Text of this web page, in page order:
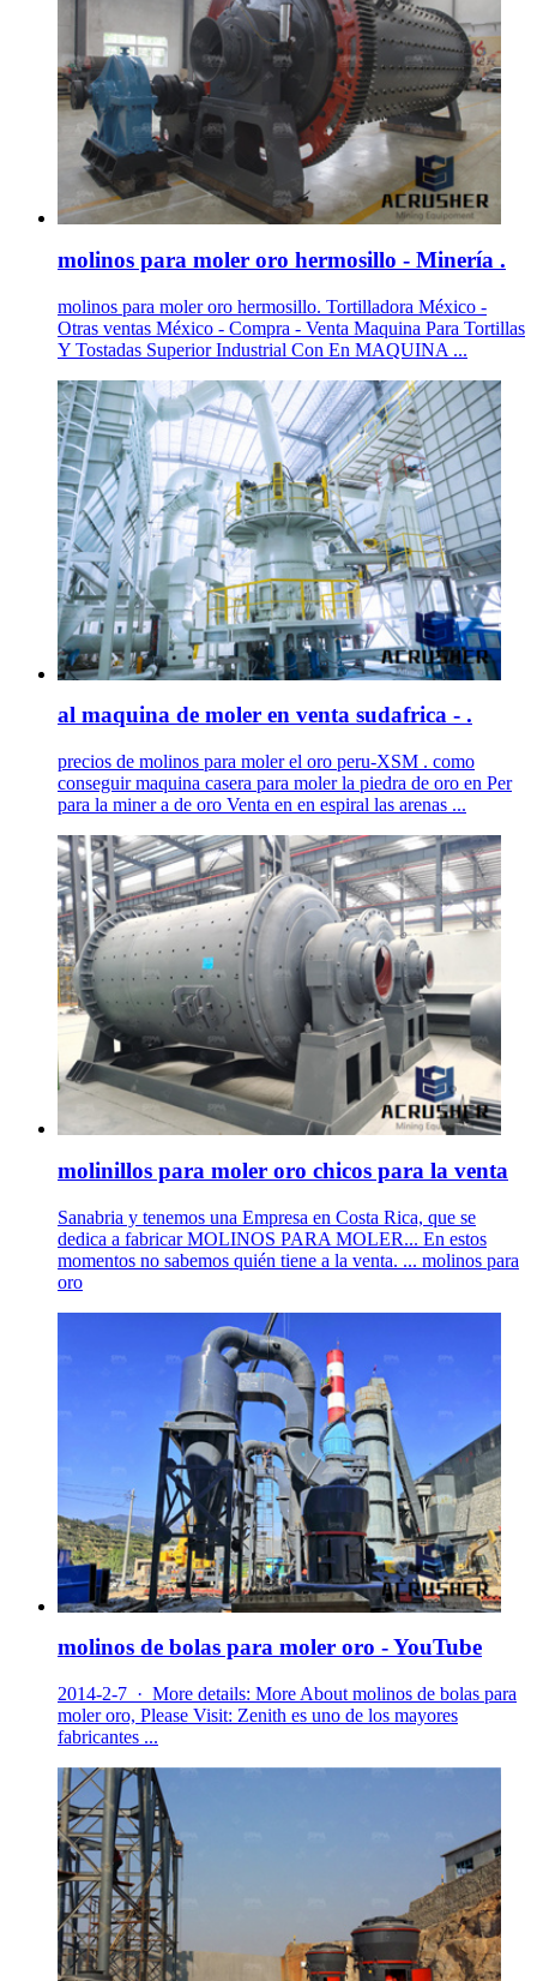
molinos para moler oro hermosillo - Minería .
molinos para moler oro hermosillo. Tortilladora México -
Otras ventas México - Compra - Venta Maquina Para Tortillas
Y Tostadas Superior Industrial Con En MAQUINA ...
al maquina de moler en venta sudafrica - .
precios de molinos para moler el oro peru-XSM . como
conseguir maquina casera para moler la piedra de oro en Per
para la miner a de oro Venta en en espiral las arenas ...
molinillos para moler oro chicos para la venta
Sanabria y tenemos una Empresa en Costa Rica, que se
dedica a fabricar MOLINOS PARA MOLER... En estos
momentos no sabemos quién tiene a la venta. ... molinos para
oro
molinos de bolas para moler oro - YouTube
2014-2-7 · More details: More About molinos de bolas para
moler oro, Please Visit: Zenith es uno de los mayores
fabricantes ...